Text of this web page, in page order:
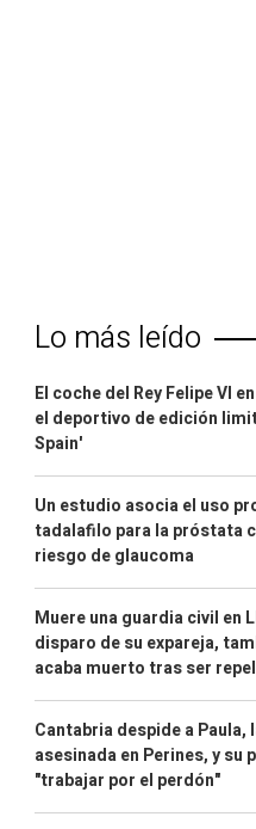
Lo más leído
El coche del Rey Felipe VI
el deportivo de edición
Spain'
Un estudio asocia el uso
tadalafilo para la próstata
riesgo de glaucoma
Muere una guardia civil en
disparo de su expareja,
acaba muerto tras ser
Cantabria despide a Paula,
asesinada en Perines, y su
"trabajar por el perdón"